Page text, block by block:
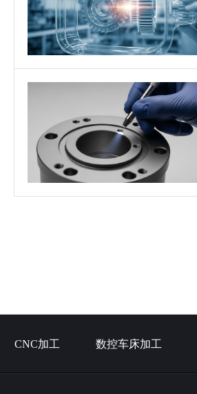
CNC加工 数控车床加工